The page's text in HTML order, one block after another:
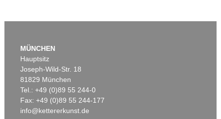
MÜNCHEN
Hauptsitz
Joseph-Wild-Str. 18
81829 München
Tel.: +49 (0)89 55 244-0
Fax: +49 (0)89 55 244-177
info@kettererkunst.de